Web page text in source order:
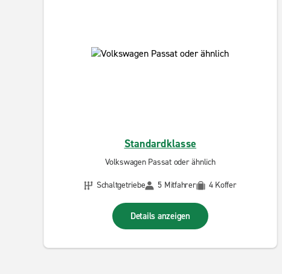
Standardklasse
Volkswagen Passat oder ähnlich
Schaltgetriebe
5 Mitfahrer 4 Koffer
Details anzeigen